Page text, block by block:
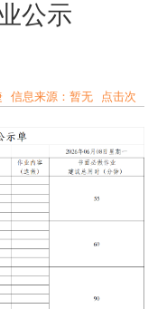
公示
信息来源：暂无 点击次